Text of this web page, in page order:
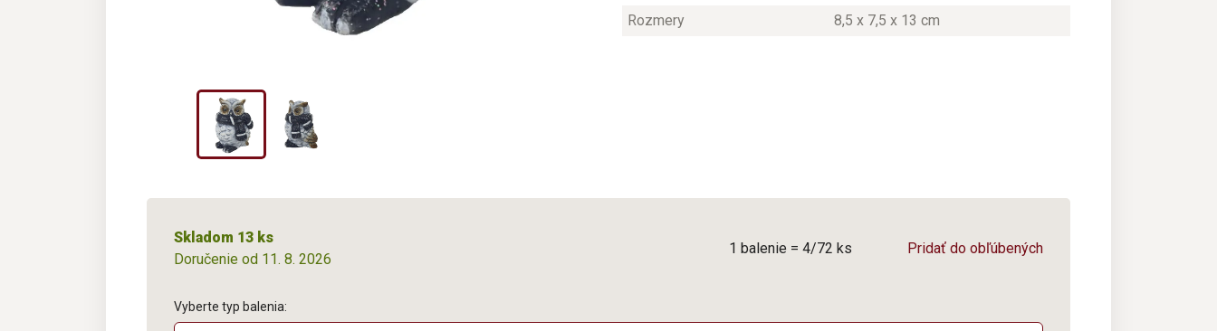
Rozmery
8,5 x 7,5 x 13 cm
Skladom 13 ks
Doručenie od 11. 8. 2026
1 balenie = 4/72 ks Pridať do obľúbených
Vyberte typ balenia: